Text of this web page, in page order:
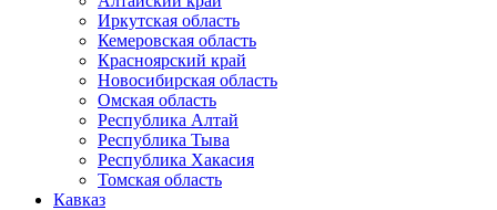
Иркутская область
Кемеровская область
Красноярский край
Новосибирская область
Омская область
Республика Алтай
Республика Тыва
Республика Хакасия
Томская область
Кавказ